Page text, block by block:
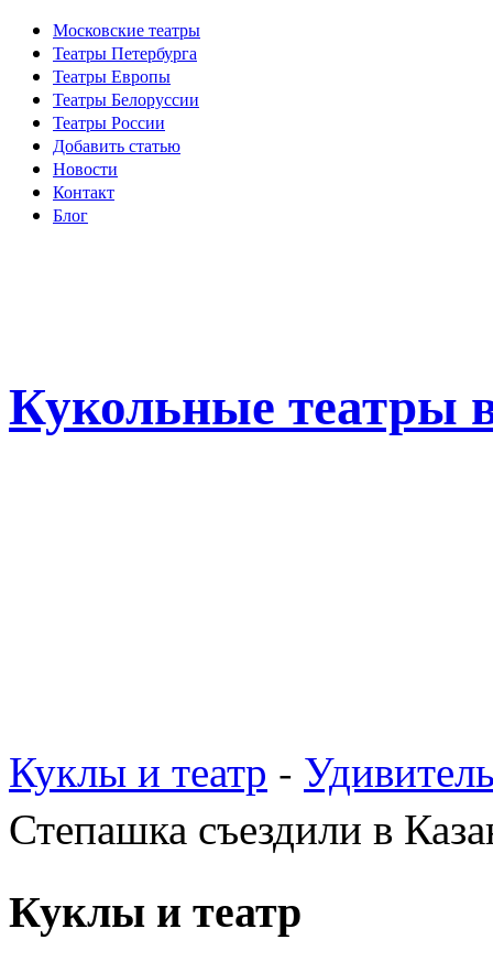
Московские театры
Театры Петербурга
Театры Европы
Театры Белоруссии
Театры России
Добавить статью
Новости
Контакт
Блог
Кукольные театры
Куклы и театр -
Степашка съездили в
Куклы и театр